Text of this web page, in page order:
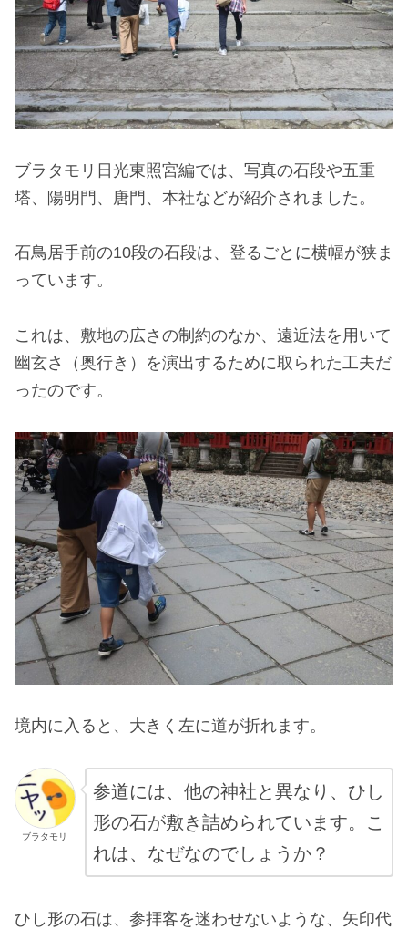
ブラタモリ日光東照宮編では、写真の石段や五重
塔、陽明門、唐門、本社などが紹介されました。
石鳥居手前の10段の石段は、登るごとに横幅が狭ま
っています。
これは、敷地の広さの制約のなか、遠近法を用いて
幽玄さ（奥行き）を演出するために取られた工夫だ
ったのです。
境内に入ると、大きく左に道が折れます。
ブラタモリ
参道には、他の神社と異なり、ひし
形の石が敷き詰められています。こ
れは、なぜなのでしょうか？
ひし形の石は、参拝客を迷わせないような、矢印代